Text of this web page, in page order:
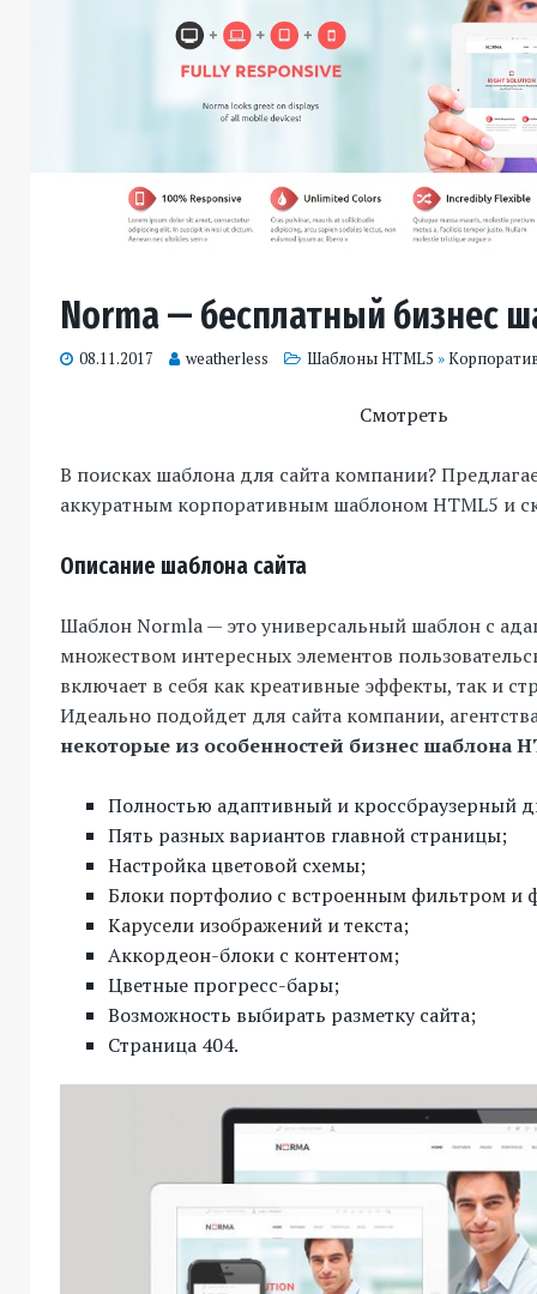
Norma — бесплатный бизнес
08.11.2017 weatherless Шаблоны HTML5 »
Смотреть
В поисках шаблона для сайта компании?
аккуратным корпоративным шаблоном HTML5 и
Описание шаблона сайта
Шаблон Normla — это универсальный шаблон с
множеством интересных элементов
включает в себя как креативные эффекты, так и
Идеально подойдет для сайта компании,
некоторые из особенностей бизнес шаблона
Полностью адаптивный и кроссбраузерный
Пять разных вариантов главной страницы;
Настройка цветовой схемы;
Блоки портфолио с встроенным фильтром и
Карусели изображений и текста;
Аккордеон-блоки с контентом;
Цветные прогресс-бары;
Возможность выбирать разметку сайта;
Страница 404.